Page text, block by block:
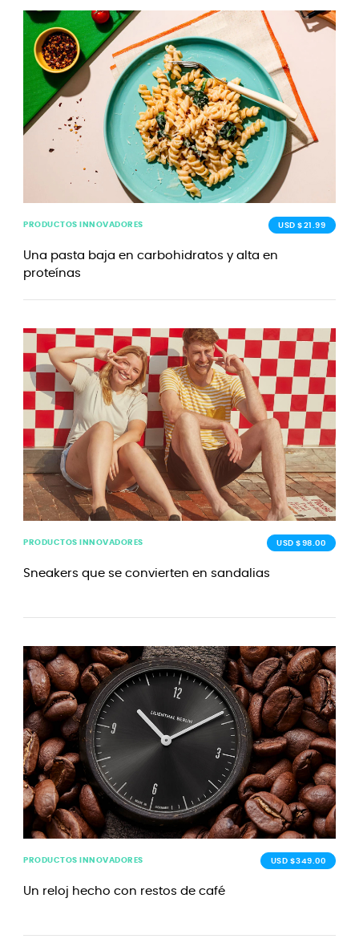
PRODUCTOS INNOVADORES USD $21.99
Una pasta baja en carbohidratos y alta en
proteínas
PRODUCTOS INNOVADORES USD $98.00
Sneakers que se convierten en sandalias
PRODUCTOS INNOVADORES USD $349.00
Un reloj hecho con restos de café